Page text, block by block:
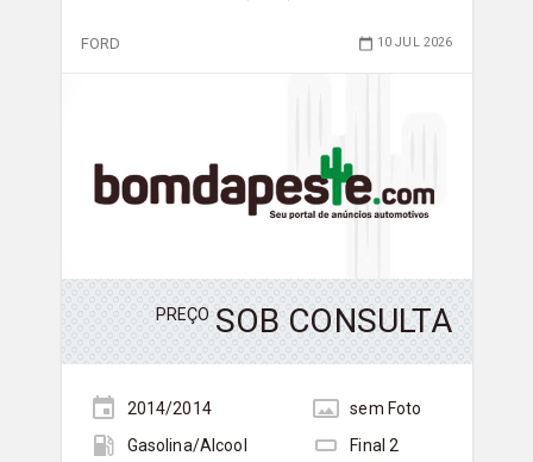
FORD 10 JUL 2026
PREÇO SOB CONSULTA
2014/2014 sem Foto
Gasolina/Álcool
Final2